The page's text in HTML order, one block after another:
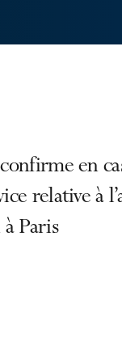
en
relative à
Paris